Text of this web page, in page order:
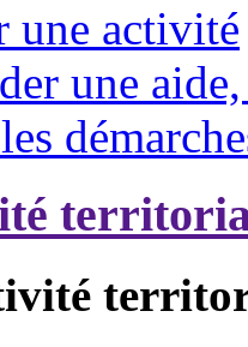
une activité
une